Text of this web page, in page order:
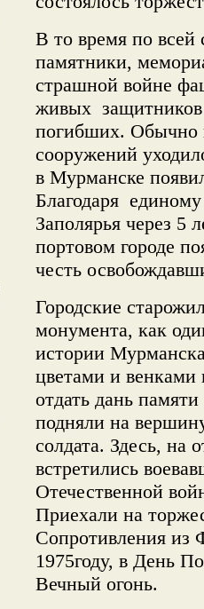
В то время по всей
памятники,
страшной войне
живых защитников
погибших. Обычно
сооружений
в Мурманске
Благодаря
Заполярья через 5
портовом городе
честь
Городские
монумента, как
истории
цветами и
отдать дань
подняли на
солдата. Здесь, на
встретились
Отечественной
Приехали на
Сопротивления из
1975году, в День
Вечный огонь.